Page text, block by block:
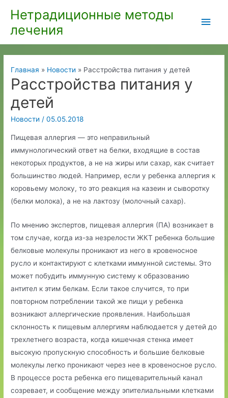
содержимому
Нетрадиционные методы
лечения
Главная Новости Расстройства питания у детей
Расстройства питания у
детей
Новости /05.05.2018
Пищевая аллергия — это неправильный
иммунологический ответ на белки, входящие в состав
некоторых продуктов, а не на жиры или сахар, как считает
большинство людей. Например, если у ребенка аллергия к
коровьему молоку, то это реакция на казеин и сыворотку
(белки молока), а не на лактозу (молочный сахар).
По мнению экспертов, пищевая аллергия (ПА) возникает в
том случае, когда из-за незрелости ЖКТ ребенка большие
белковые молекулы проникают из него в кровеносное
русло и контактируют с клетками иммунной системы. Это
может побудить иммунную систему к образованию
антител к этим белкам. Если такое случится, то при
повторном потреблении такой же пищи у ребенка
возникают аллергические проявления. Наибольшая
склонность к пищевым аллергиям наблюдается у детей до
трехлетнего возраста, когда кишечная стенка имеет
высокую пропускную способность и большие белковые
молекулы легко проникают через нее в кровеносное русло.
В процессе роста ребенка его пищеварительный канал
созревает, и сообщение между эпителиальными клетками